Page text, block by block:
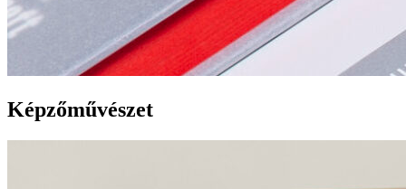
Képzőművészet